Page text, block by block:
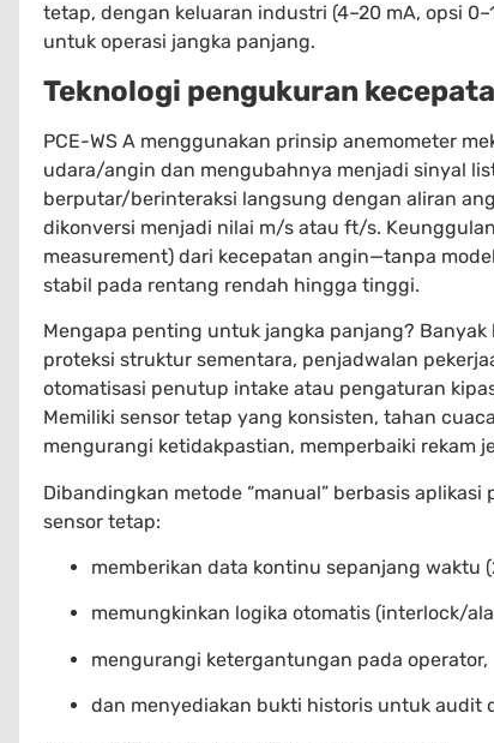
tetap, dengan keluaran industri (4–20 mA, opsi
untuk operasi jangka panjang.
Teknologi pengukuran
PCE-WS A menggunakan prinsip anemometer
udara/angin dan mengubahnya menjadi sinyal
berputar/berinteraksi langsung dengan aliran
dikonversi menjadi nilai m/s atau ft/s.
measurement) dari kecepatan angin—tanpa
stabil pada rentang rendah hingga tinggi.
Mengapa penting untuk jangka panjang?
proteksi struktur sementara, penjadwalan
otomatisasi penutup intake atau pengaturan
Memiliki sensor tetap yang konsisten, tahan
mengurangi ketidakpastian, memperbaiki rekam
Dibandingkan metode “manual” berbasis
sensor tetap:
memberikan data kontinu sepanjang waktu
memungkinkan logika otomatis (interlock/
mengurangi ketergantungan pada operator,
dan menyediakan bukti historis untuk audit